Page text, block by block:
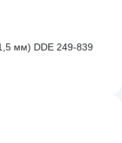
мм) DDE 249-839